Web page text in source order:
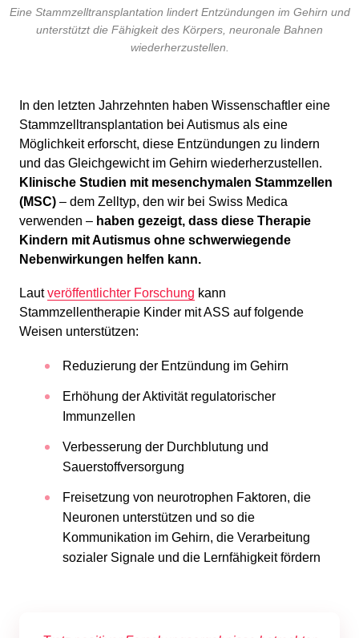
Eine Stammzelltransplantation lindert Entzündungen im Gehirn und
unterstützt die Fähigkeit des Körpers, neuronale Bahnen
wiederherzustellen.
In den letzten Jahrzehnten haben Wissenschaftler eine
Stammzelltransplantation bei Autismus als eine
Möglichkeit erforscht, diese Entzündungen zu lindern
und das Gleichgewicht im Gehirn wiederherzustellen.
Klinische Studien mit mesenchymalen Stammzellen
(MSC) – dem Zelltyp, den wir bei Swiss Medica
verwenden – haben gezeigt, dass diese Therapie
Kindern mit Autismus ohne schwerwiegende
Nebenwirkungen helfen kann.
Lautveröffentlichter Forschung kann
Stammzellentherapie Kinder mit ASS auf folgende
Weisen unterstützen:
Reduzierung der Entzündung im Gehirn
Erhöhung der Aktivität regulatorischer
Immunzellen
Verbesserung der Durchblutung und
Sauerstoffversorgung
Freisetzung von neurotrophen Faktoren, die
Neuronen unterstützen und so die
Kommunikation im Gehirn, die Verarbeitung
sozialer Signale und die Lernfähigkeit fördern